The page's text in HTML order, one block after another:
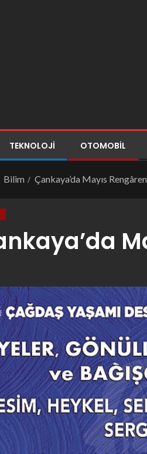
TEKNOLOJI OTOMOBIL
Bilim Çankaya’da Mayıs